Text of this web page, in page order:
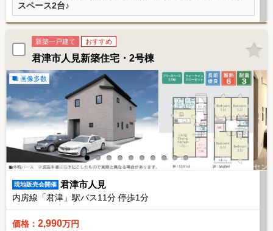
スペース2台♪
新築一戸建て おすすめ
君津市人見新築住宅・2号棟
画像多数
現地販売会開催 君津市人見
内房線「君津」駅バス11分 停歩1分
価格： 2,990万円